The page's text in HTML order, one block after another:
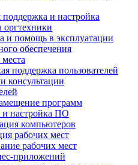
поддержка и настройка
оргтехники
и помощь в эксплуатации
обеспечения
поддержка пользователей
консультации
программ
и настройка ПО
компьютеров
рабочих мест
рабочих мест
приложений